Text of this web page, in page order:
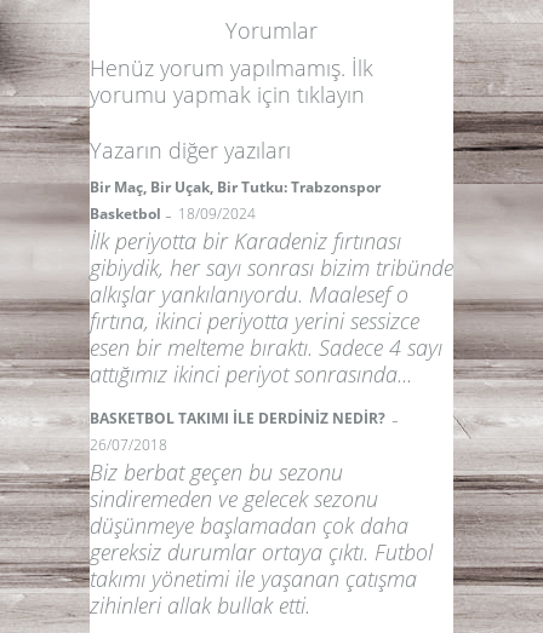
Yorumlar
Henüz yorum yapılmamış. İlk
yorumu yapmak için tıklayın
Yazarın diğer yazıları
Bir Maç, Bir Uçak, Bir Tutku: Trabzonspor
Basketbol - 18/09/2024
İlk periyotta bir Karadeniz fırtınası
gibiydik, her sayı sonrası bizim tribünde
alkışlar yankılanıyordu. Maalesef o
fırtına, ikinci periyotta yerini sessizce
esen bir melteme bıraktı. Sadece 4 sayı
attığımız ikinci periyot sonrasında...
BASKETBOL TAKIMI İLE DERDİNİZ NEDİR? -
26/07/2018
Biz berbat geçen bu sezonu
sindiremeden ve gelecek sezonu
düşünmeye başlamadan çok daha
gereksiz durumlar ortaya çıktı. Futbol
takımı yönetimi ile yaşanan çatışma
zihinleri allak bullak etti.